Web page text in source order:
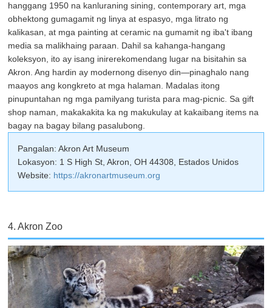
hanggang 1950 na kanluraning sining, contemporary art, mga
obhektong gumagamit ng linya at espasyo, mga litrato ng
kalikasan, at mga painting at ceramic na gumamit ng iba't ibang
media sa malikhaing paraan. Dahil sa kahanga-hangang
koleksyon, ito ay isang inirerekomendang lugar na bisitahin sa
Akron. Ang hardin ay modernong disenyo din—pinaghalo nang
maayos ang kongkreto at mga halaman. Madalas itong
pinupuntahan ng mga pamilyang turista para mag-picnic. Sa gift
shop naman, makakakita ka ng makukulay at kakaibang items na
bagay na bagay bilang pasalubong.
Pangalan: Akron Art Museum
Lokasyon: 1 S High St, Akron, OH 44308, Estados Unidos
Website: https://akronartmuseum.org
4. Akron Zoo